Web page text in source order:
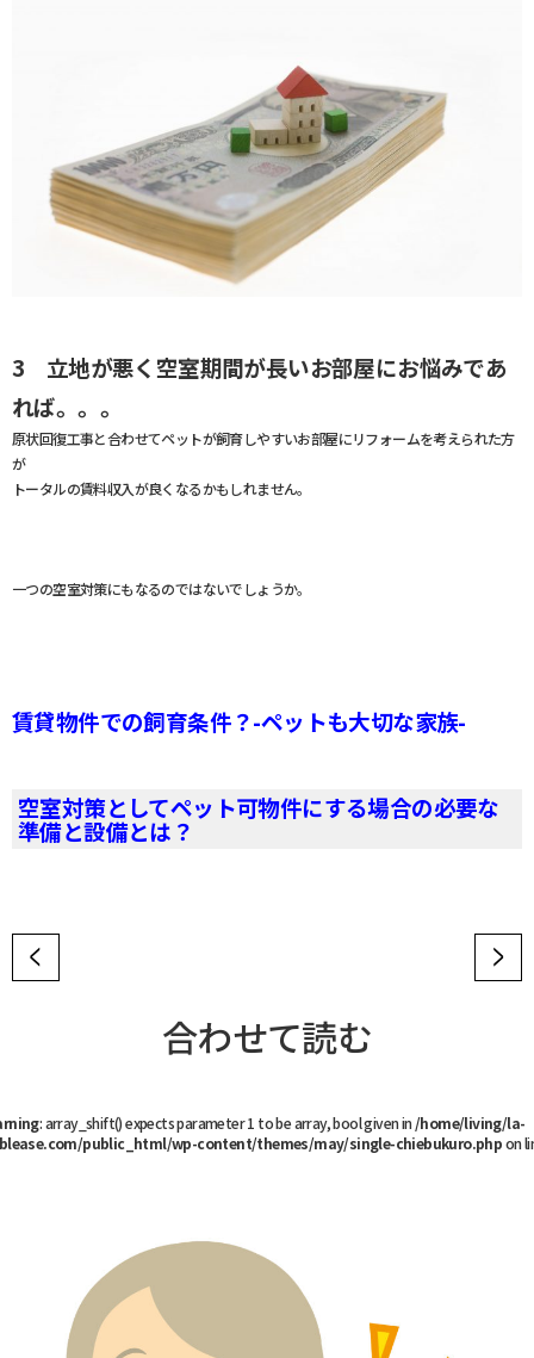
3 立地が悪く空室期間が長いお部屋にお悩みであ
れば。。。
原状回復工事と合わせてペットが飼育しやすいお部屋にリフォームを考えられた方
が
トータルの賃料収入が良くなるかもしれません。
一つの空室対策にもなるのではないでしょうか。
賃貸物件での飼育条件？-ペットも大切な家族-
空室対策としてペット可物件にする場合の必要な
準備と設備とは？
合わせて読む
: array_shift() expects parameter 1 to be array, bool given in /home/living/la-
public_html/wp-content/themes/may/single-chiebukuro.phpon